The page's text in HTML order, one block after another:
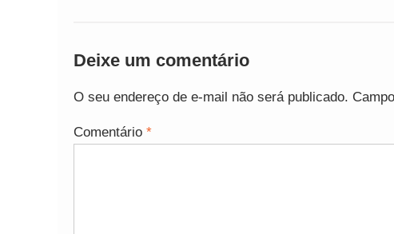
Deixe um comentário
O seu endereço de e-mail não será publicado.
Comentário *